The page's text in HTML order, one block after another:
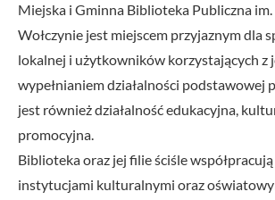
Miejska i Gminna Biblioteka Publiczna
Wołczynie jest miejscem przyjaznym dla
lokalnej i użytkowników korzystających z
wypełnianiem działalności podstawowej
jest również działalność edukacyjna,
promocyjna.
Biblioteka oraz jej filie ściśle
instytucjami kulturalnymi oraz